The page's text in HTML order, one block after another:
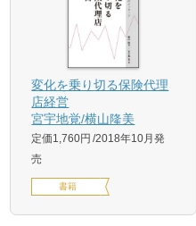
変化を乗り切る保険代理
店経営
宮宇地覚/横山隆美
定価1,760円 2018年10月発
売
書籍